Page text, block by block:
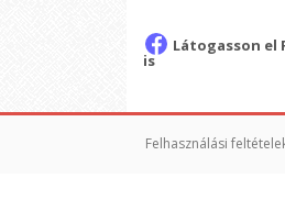
Látogasson el
is
Felhasználási